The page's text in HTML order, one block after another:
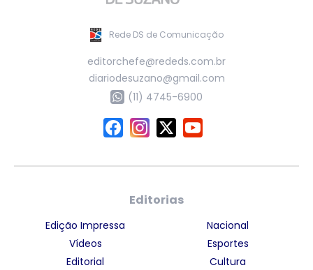
Rede DS de Comunicação
editorchefe@rededs.com.br
diariodesuzano@gmail.com
(11) 4745-6900
Editorias
Edição Impressa
Vídeos
Editorial
Nacional
Esportes
Cultura